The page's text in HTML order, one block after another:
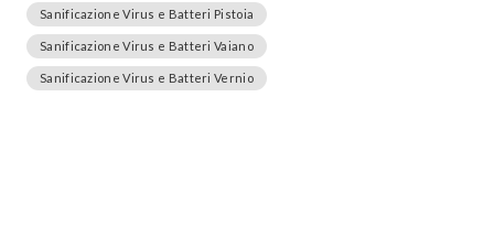
Sanificazione Virus e Batteri Pistoia
Sanificazione Virus e Batteri Vaiano
Sanificazione Virus e Batteri Vernio